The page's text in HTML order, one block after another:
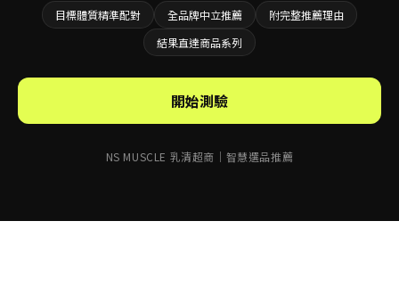
目標體質精準配對 全品牌中立推薦
附完整推薦理由
結果直達商品系列
開始測驗
NS MUSCLE 乳清超商｜智慧選品推薦